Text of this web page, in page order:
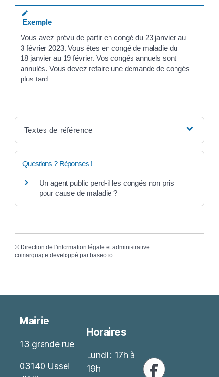
Exemple
Vous avez prévu de partir en congé du 23 janvier au
3 février 2023. Vous êtes en congé de maladie du
18 janvier au 19 février. Vos congés annuels sont
annulés. Vous devez refaire une demande de congés
plus tard.
Textes de référence
Questions ? Réponses !
Un agent public perd-il les congés non pris
pour cause de maladie ?
© Direction de l'information légale et administrative
comarquage developpé par baseo.io
Mairie
13 grande rue
03140 Ussel
Horaires
Lundi : 17h à
19h